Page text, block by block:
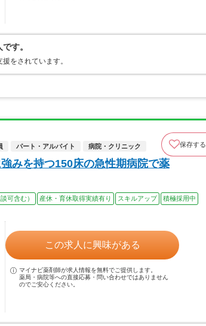
す。
をされています。
パート・アルバイト 病院・クリニック 保存する
みを持つ150床の急性期病院で薬
可含む） 産休・育休取得実績有り スキルアップ
積極採用中
この求人に興味がある
マイナビ薬剤師が求人情報を無料でご提供します。
薬局・病院等への直接応募・問い合わせではありません
のでご安心ください。